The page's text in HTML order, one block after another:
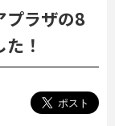
プラザの8
！